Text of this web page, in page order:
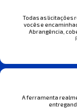
Todas as licitações
vocês e
Abrangência,
A ferramenta